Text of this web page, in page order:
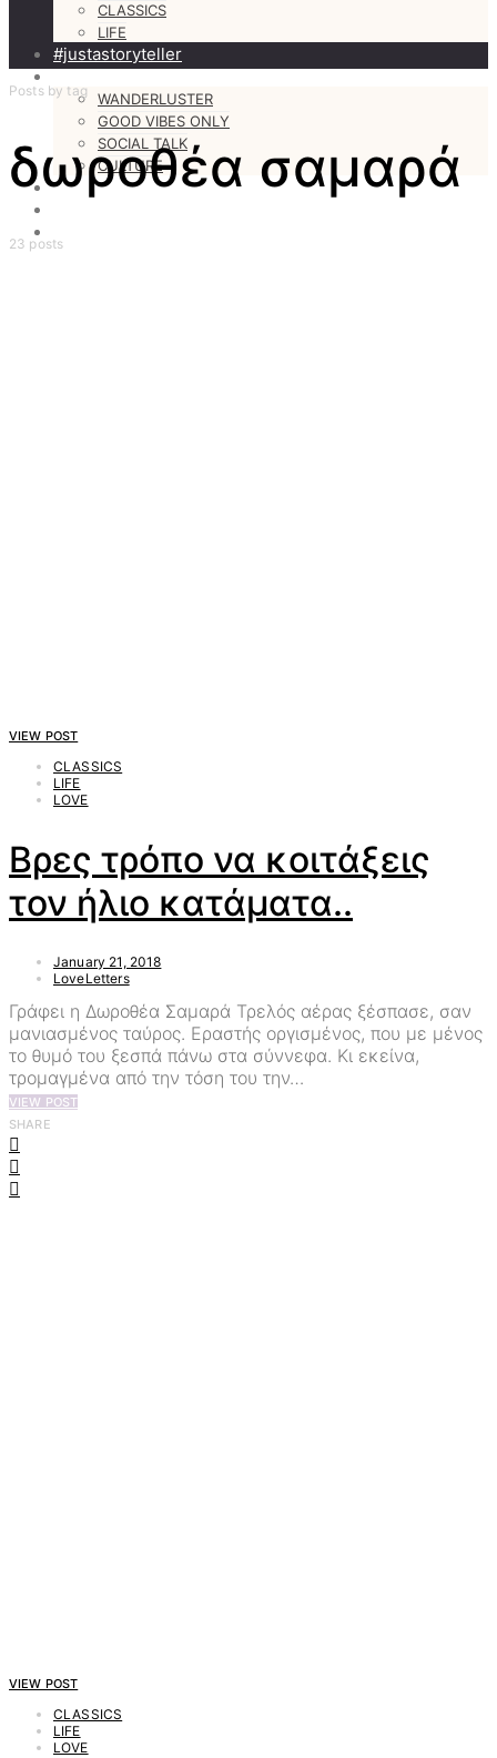
CLASSICS
LIFE
#justastoryteller
MORE
WANDERLUSTER
GOOD VIBES ONLY
SOCIAL TALK
CULTURE
LOVESTARS
Posts by tag
δωροθέα σαμαρά
23 posts
VIEW POST
CLASSICS
LIFE
LOVE
Βρες τρόπο να κοιτάξεις
τον ήλιο κατάματα..
January 21, 2018
LoveLetters
Γράφει η Δωροθέα Σαμαρά Τρελός αέρας ξέσπασε, σαν
μανιασμένος ταύρος. Εραστής οργισμένος, που με μένος
το θυμό του ξεσπά πάνω στα σύννεφα. Κι εκείνα,
τρομαγμένα από την τόση του την…
VIEW POST
SHARE
VIEW POST
CLASSICS
LIFE
LOVE